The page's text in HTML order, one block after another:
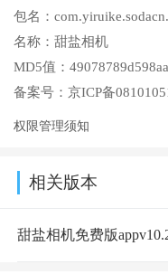
包名：
名称： 甜盐相机
MD5值：
备案号： 京ICP备
权限管理须知
相关版本
甜盐相机免费版